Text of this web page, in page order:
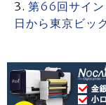
第66回サイ
日から東京ビッ